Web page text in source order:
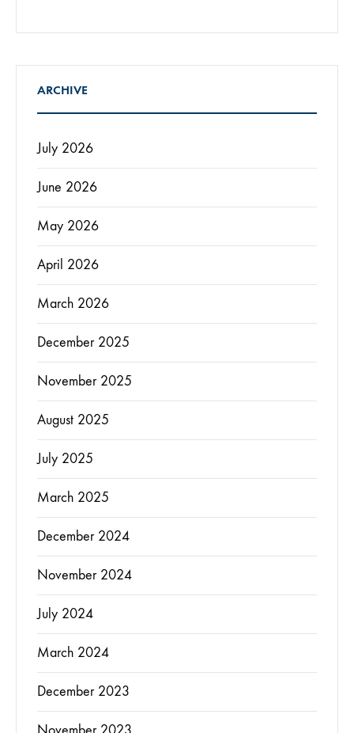
ARCHIVE
July 2026
June 2026
May 2026
April 2026
March 2026
December 2025
November 2025
August 2025
July 2025
March 2025
December 2024
November 2024
July 2024
March 2024
December 2023